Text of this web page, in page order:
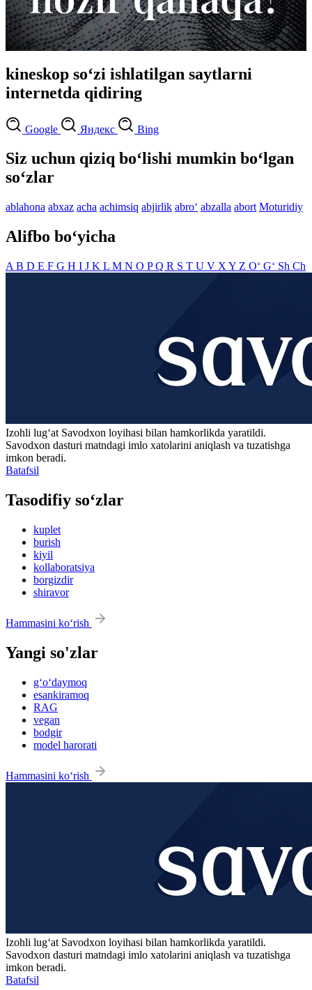
kineskop so‘zi ishlatilgan saytlarni
internetda qidiring
Google Яндекс Bing
Siz uchun qiziq bo‘lishi mumkin bo‘lgan
so‘zlar
ablahona abxaz acha achimsiq abjirlik abro‘ abzalla abort Moturidiy
Alifbo bo‘yicha
A B D E F G H I J K L M N O PQ R S T U V X Y Z O‘ G‘ Sh Ch
Izohli lugʻat Savodxon loyihasi bilan hamkorlikda yaratildi.
Savodxon dasturi matndagi imlo xatolarini aniqlash va tuzatishga
imkon beradi.
Batafsil
Tasodifiy so‘zlar
kuplet
burish
kiyil
kollaboratsiya
borgizdir
shiravor
Hammasini ko‘rish
Yangi so'zlar
g‘o‘daymoq
esankiramoq
RAG
vegan
bodgir
model harorati
Hammasini ko‘rish
Izohli lugʻat Savodxon loyihasi bilan hamkorlikda yaratildi.
Savodxon dasturi matndagi imlo xatolarini aniqlash va tuzatishga
imkon beradi.
Batafsil